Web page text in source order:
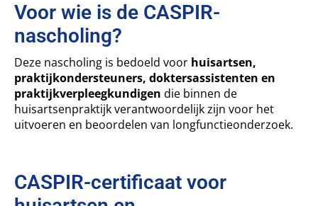
Voor wie is de CASPIR-
nascholing?
Deze nascholing is bedoeld voor huisartsen,
praktijkondersteuners, doktersassistenten en
praktijkverpleegkundigen die binnen de
huisartsenpraktijk verantwoordelijk zijn voor het
uitvoeren en beoordelen van longfunctieonderzoek.
CASPIR-certificaat voor